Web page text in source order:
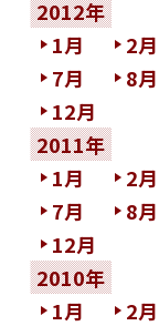
2012年
1月
2月
7月
8月
12月
2011年
1月
2月
7月
8月
12月
2010年
1月
2月